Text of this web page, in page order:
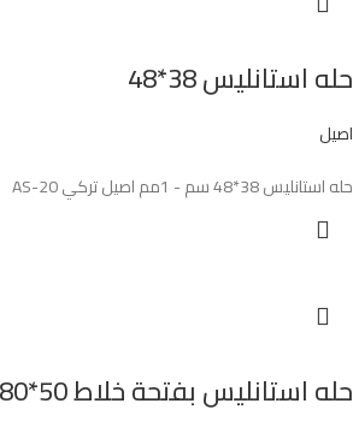
حله استانليس 38*48
اصيل
حله استانليس 38*48 سم - 1مم اصيل تركي AS-20
حله استانليس بفتحة خلاط 50*80